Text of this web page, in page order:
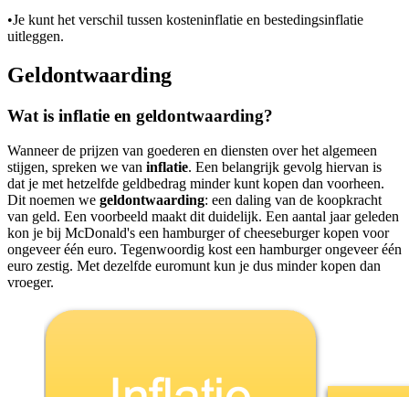
•Je kunt het verschil tussen kosteninflatie en bestedingsinflatie
uitleggen.
Geldontwaarding
Wat is inflatie en geldontwaarding?
Wanneer de prijzen van goederen en diensten over het algemeen
stijgen, spreken we van inflatie. Een belangrijk gevolg hiervan is
dat je met hetzelfde geldbedrag minder kunt kopen dan voorheen.
Dit noemen we geldontwaarding: een daling van de koopkracht
van geld. Een voorbeeld maakt dit duidelijk. Een aantal jaar geleden
kon je bij McDonald's een hamburger of cheeseburger kopen voor
ongeveer één euro. Tegenwoordig kost een hamburger ongeveer één
euro zestig. Met dezelfde euromunt kun je dus minder kopen dan
vroeger.